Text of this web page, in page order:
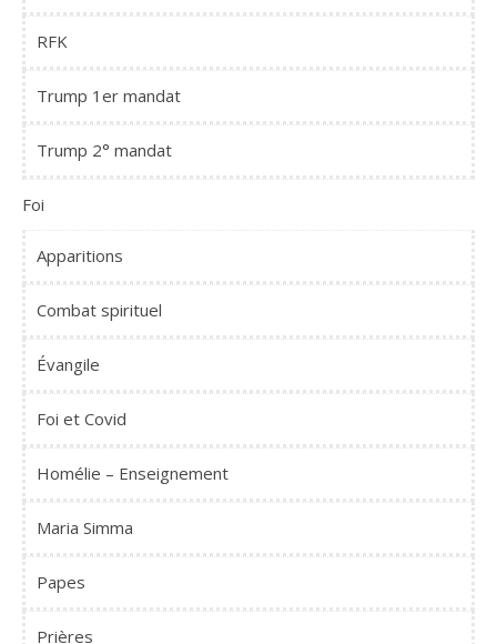
RFK
Trump 1er mandat
Trump 2° mandat
Foi
Apparitions
Combat spirituel
Évangile
Foi et Covid
Homélie – Enseignement
Maria Simma
Papes
Prières